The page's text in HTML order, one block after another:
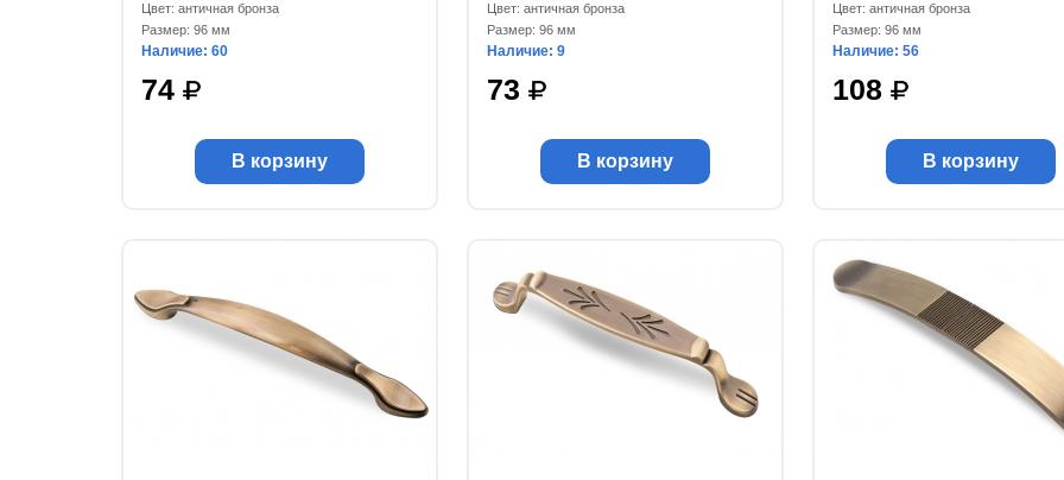
Цвет: античная бронза
Размер: 96 мм
Наличие: 60
74
В корзину
Цвет: античная бронза
Размер: 96 мм
Наличие: 9
73
В корзину
Цвет: античная бронза
Размер: 96 мм
Наличие: 56
108
В корзину